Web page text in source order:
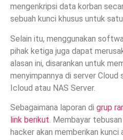
mengenkripsi data korban
sebuah kunci khusus untuk
Selain itu, menggunakan
pihak ketiga juga dapat
alasan ini, disarankan untuk
menyimpannya di server Cloud
Icloud atau NAS Server.
Sebagaimana laporan di grup
link berikut. Membayar
hacker akan memberikan